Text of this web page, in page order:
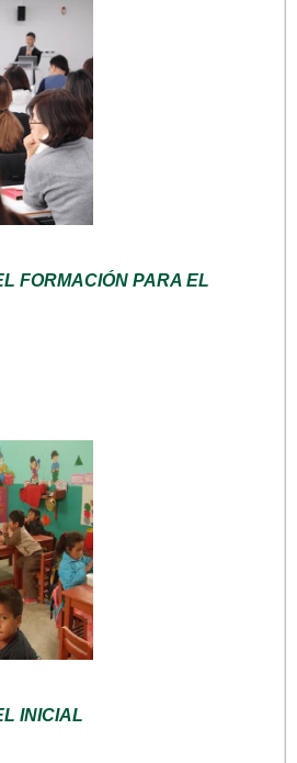
FORMACIÓN PARA EL
INICIAL